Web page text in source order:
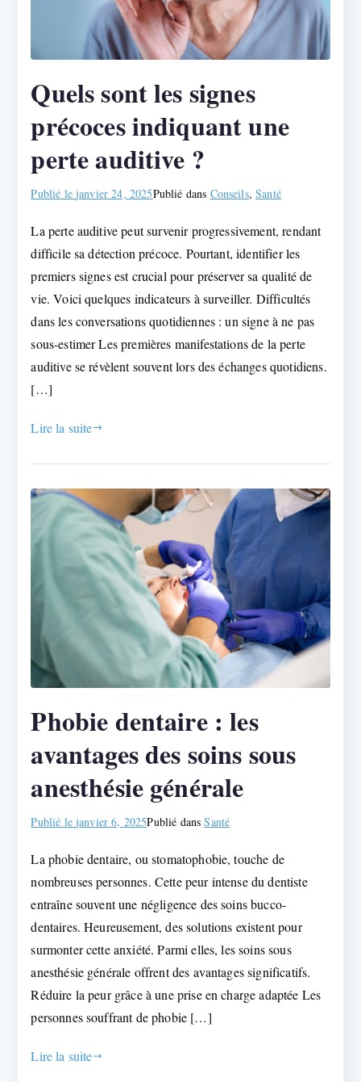
Quels sont les signes
précoces indiquant une
perte auditive ?
Publié lejanvier 24, 2025Publié dans Conseils,Santé
La perte auditive peut survenir progressivement, rendant
difficile sa détection précoce. Pourtant, identifier les
premiers signes est crucial pour préserver sa qualité de
vie. Voici quelques indicateurs à surveiller. Difficultés
dans les conversations quotidiennes : un signe à ne pas
sous-estimer Les premières manifestations de la perte
auditive se révèlent souvent lors des échanges quotidiens.
[…]
Lire la suite
Phobie dentaire : les
avantages des soins sous
anesthésie générale
Publié lejanvier 6, 2025Publié dansSanté
La phobie dentaire, ou stomatophobie, touche de
nombreuses personnes. Cette peur intense du dentiste
entraîne souvent une négligence des soins bucco-
dentaires. Heureusement, des solutions existent pour
surmonter cette anxiété. Parmi elles, les soins sous
anesthésie générale offrent des avantages significatifs.
Réduire la peur grâce à une prise en charge adaptée Les
personnes souffrant de phobie […]
Lire la suite